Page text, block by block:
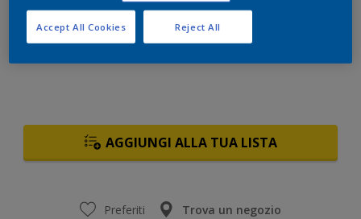
Quantità Paint Calculator
CALCOLA
AGGIUNGI ALLA TUA LISTA
Preferiti Trova un negozio
Reject All
Accept All Cookies